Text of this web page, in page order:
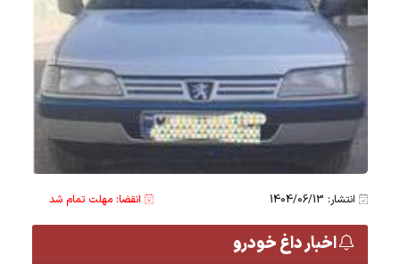
انتشار: 1404/06/13 انقضا: مهلت تمام شد
اخبار داغ خودرو